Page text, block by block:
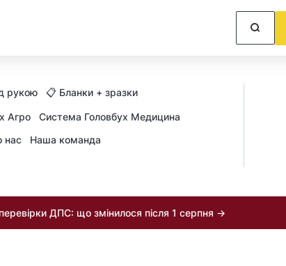
рукою 📋 Бланки + зразки
Агро
Система Головбух Медицина
нас Наша команда
ДПС: що змінилося після 1 серпня →